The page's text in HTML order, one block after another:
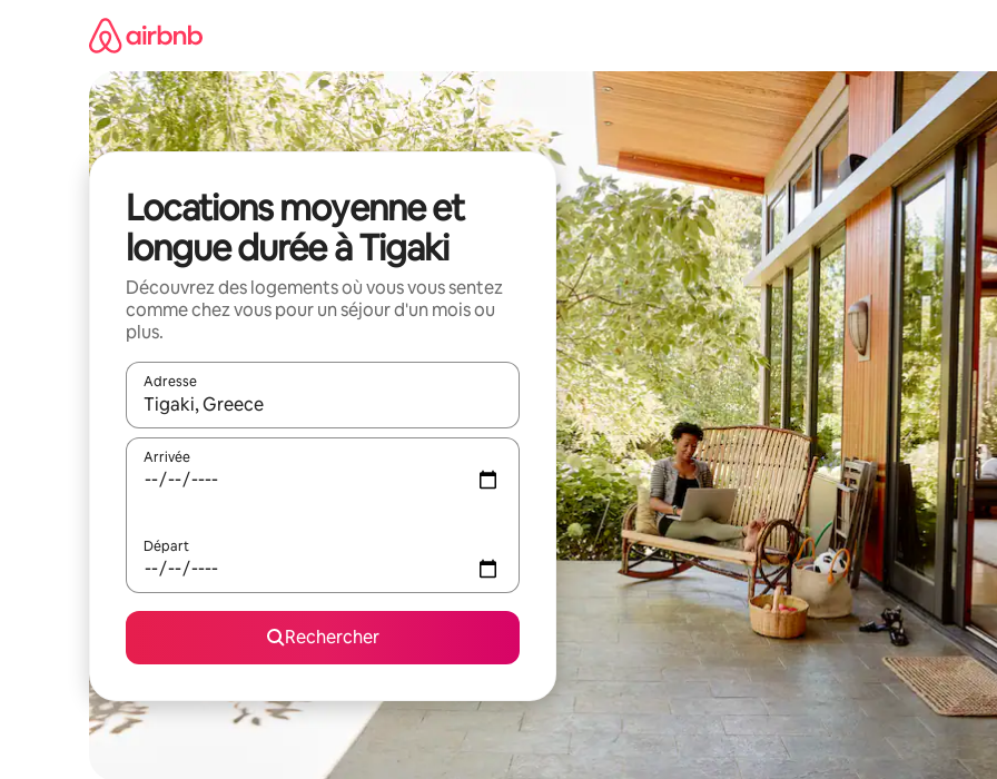
Locations moyenne et
longue durée à Tigaki
Découvrez des logements où vous vous sentez
comme chez vous pour un séjour d'un mois ou
plus.
Adresse
Lorsque les résultats s'affichent, utilisez les flèches vers le haut et vers le bas pour les parcourir ou en appuyant et en
Arrivée
Départ
Rechercher